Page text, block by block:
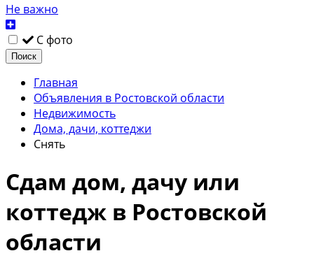
Не важно
С фото
Поиск
Главная
Объявления в Ростовской области
Недвижимость
Дома, дачи, коттеджи
Снять
Сдам дом, дачу или
коттедж в Ростовской
области